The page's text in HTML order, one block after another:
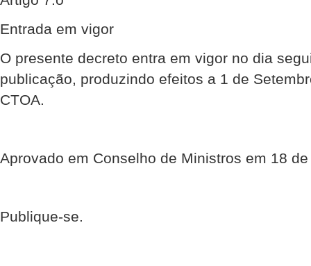
Entrada em vigor
O presente decreto entra em vigor no dia
publicação, produzindo efeitos a 1 de
CTOA.
Aprovado em Conselho de Ministros em 18
Publique-se.